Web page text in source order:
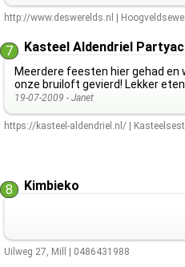
http://www.deswerelds.nl
7 Kasteel Aldendriel
Meerdere feesten hier gehad en
onze bruiloft gevierd! Lekker
19-07-2009 - Janet
https://kasteel-aldendriel.nl/
8 Kimbieko
Uilweg 27, Mill 0486431988